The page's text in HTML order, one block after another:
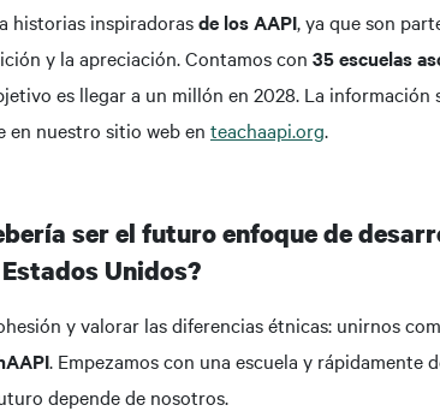
historias inspiradorasde los AAPI, ya que son
y la apreciación. Contamos con 35 escuelas
es llegar a un millón en 2028. La
en nuestro sitio web en teachaapi.org.
ser el futuro enfoque de
Unidos?
y valorar las diferencias étnicas: unirnos
. Empezamos con una escuela y rápidamente
depende de nosotros.